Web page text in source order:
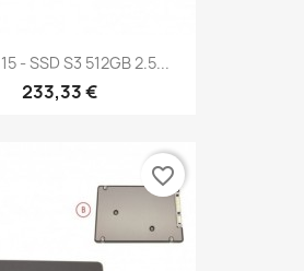
- SSD S3 512GB 2.5...
233,33 €
favorite_border